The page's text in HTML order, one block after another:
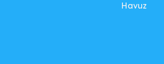
Havuz